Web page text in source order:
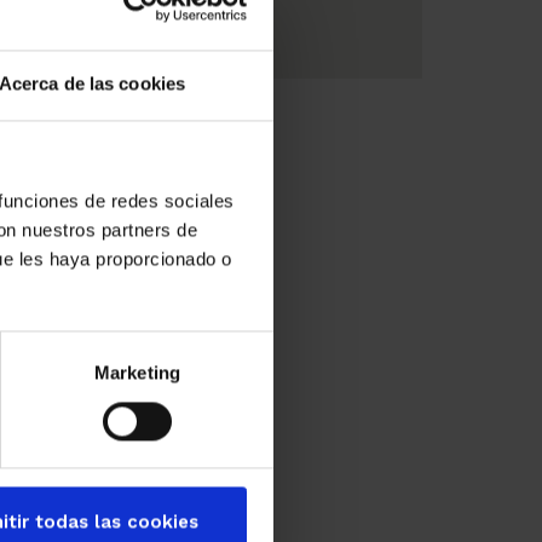
Acerca de las cookies
de redes sociales
nuestros partners de
les haya proporcionado o
Marketing
todas las cookies